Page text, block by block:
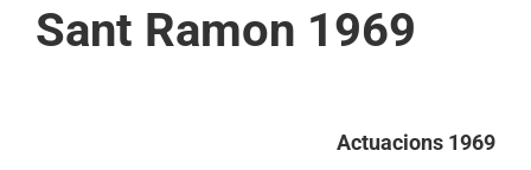
Sant Ramon 1969
Actuacions 1969